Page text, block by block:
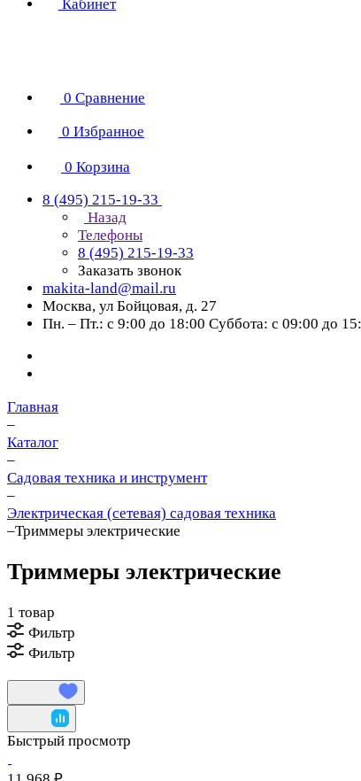
Кабинет
0 Сравнение
0 Избранное
0 Корзина
8 (495) 215-19-33
Назад
Телефоны
8 (495) 215-19-33
Заказать звонок
makita-land@mail.ru
Москва, ул Бойцовая, д. 27
Пн. – Пт.: с 9:00 до 18:00 Суббота: с 09:00 до
Главная
–
Каталог
–
Cадовая техника и инструмент
–
Электрическая (сетевая) садовая техника
–Триммеры электрические
Триммеры электрические
1 товар
Фильтр
Фильтр
Быстрый просмотр